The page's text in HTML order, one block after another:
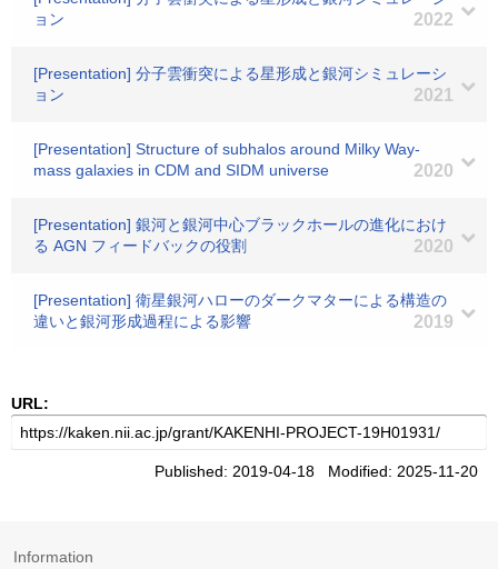
ョン
2022
[Presentation] 分子雲衝突による星形成と銀河シミュレーシ
ョン
2021
[Presentation] Structure of subhalos around Milky Way-
mass galaxies in CDM and SIDM universe
2020
[Presentation] 銀河と銀河中心ブラックホールの進化におけ
る AGN フィードバックの役割
2020
[Presentation] 衛星銀河ハローのダークマターによる構造の
違いと銀河形成過程による影響
2019
URL:
Published: 2019-04-18 Modified: 2025-11-20
Information